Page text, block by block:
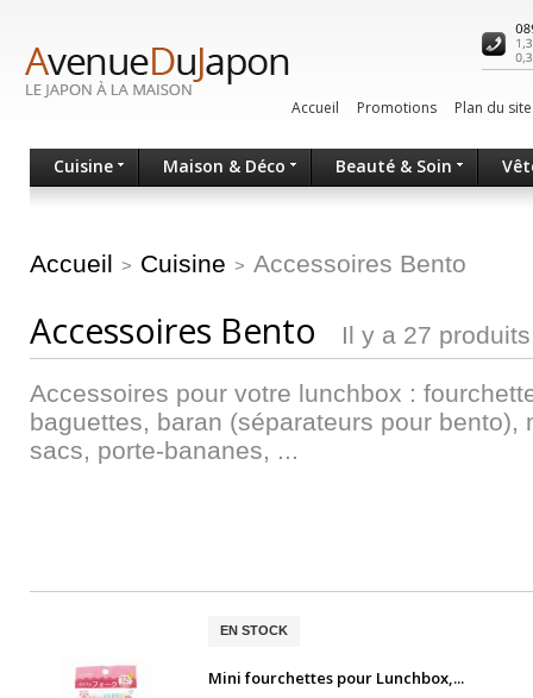
Accueil Promotions Plan du site
Cuisine Maison & Déco Beauté & Soin
Accueil > Cuisine > Accessoires Bento
Accessoires Bento Il y a 27
Accessoires pour votre lunchbox :
baguettes, baran (séparateurs pour bento),
sacs, porte-bananes, ...
EN STOCK
Mini fourchettes pour Lunchbox,...